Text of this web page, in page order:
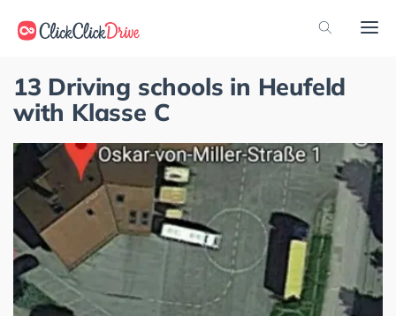
13 Driving schools in Heufeld
with Klasse C